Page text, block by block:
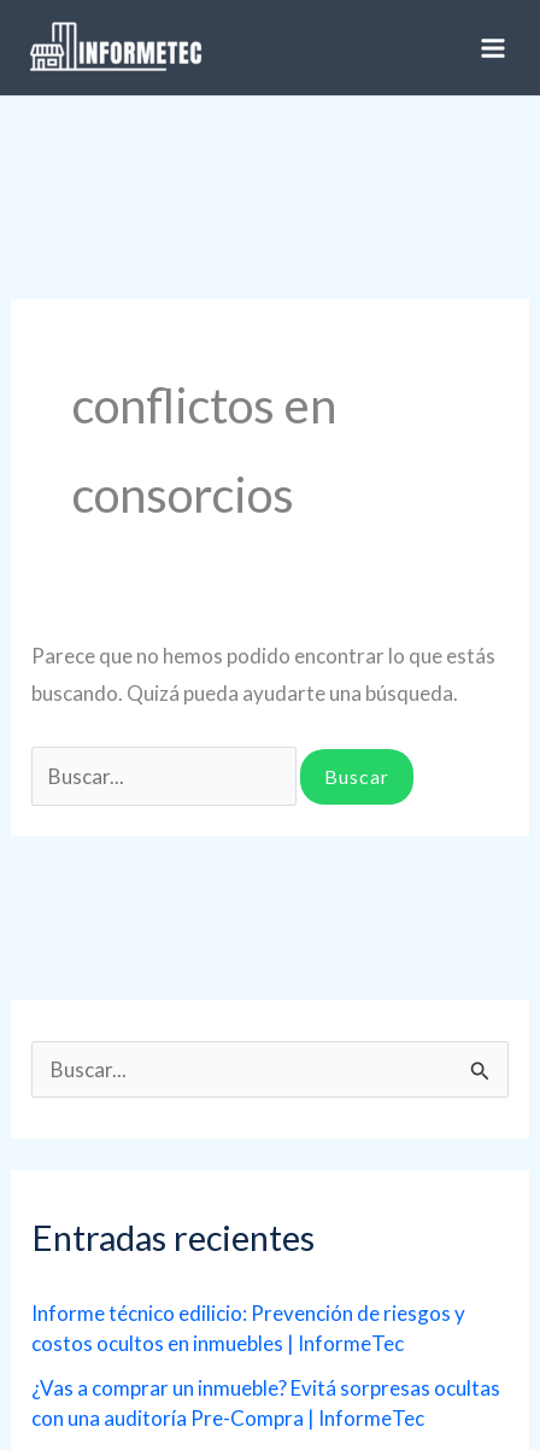
contenido
conflictos en
consorcios
Parece que no hemos podido encontrar lo que estás
buscando. Quizá pueda ayudarte una búsqueda.
Buscar
por:
u
a
p
o
r
:
Entradas recientes
Informe técnico edilicio: Prevención de riesgos y
costos ocultos en inmuebles | InformeTec
¿Vas a comprar un inmueble? Evitá sorpresas ocultas
con una auditoría Pre-Compra | InformeTec